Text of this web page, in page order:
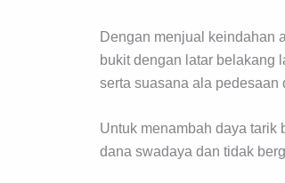
Dengan menjual keindahan
bukit dengan latar belakang
serta suasana ala pedesaan
Untuk menambah daya
dana swadaya dan tidak